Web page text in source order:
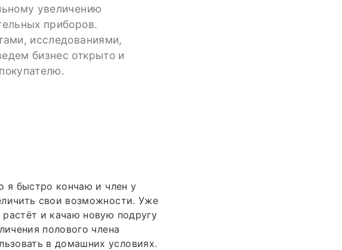
увеличению
приборов.
исследованиями,
бизнес открыто и
я быстро кончаю и член у
свои возможности. Уже
и качаю новую подругу
полового члена
в домашних условиях.